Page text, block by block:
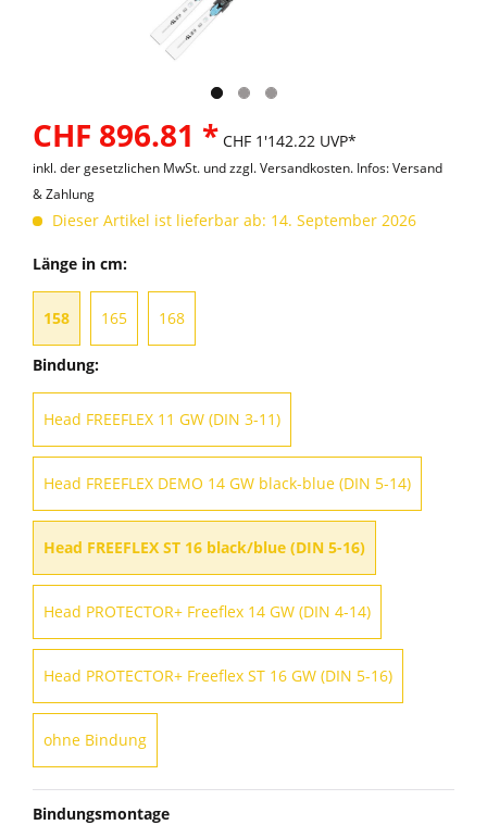
CHF 896.81 * CHF 1'142.22 UVP*
inkl. der gesetzlichen MwSt. undzzgl. Versandkosten. Infos: Versand
& Zahlung
Dieser Artikel ist lieferbar ab: 14. September 2026
Länge in cm:
158 165 168
Bindung:
Head FREEFLEX 11 GW (DIN 3-11)
Head FREEFLEX DEMO 14 GW black-blue (DIN 5-14)
Head FREEFLEX ST 16 black/blue (DIN 5-16)
Head PROTECTOR+ Freeflex 14 GW (DIN 4-14)
Head PROTECTOR+ Freeflex ST 16 GW (DIN 5-16)
ohne Bindung
Bindungsmontage